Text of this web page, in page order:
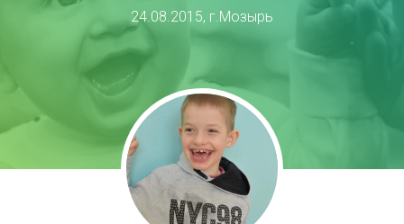
24.08.2015, г.Мозырь